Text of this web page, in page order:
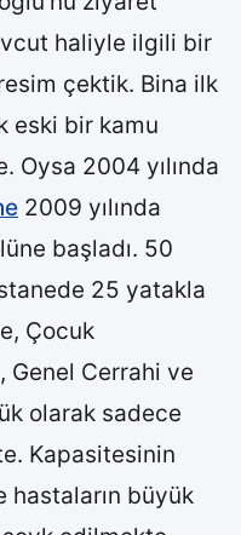
haliyle ilgili bir
çektik. Bina ilk
eski bir kamu
Oysa 2004 yılında
2009 yılında
başladı. 50
25 yatakla
Çocuk
Genel Cerrahi ve
olarak sadece
Kapasitesinin
hastaların büyük